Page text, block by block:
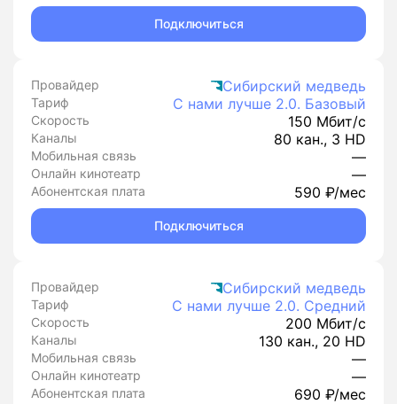
Подключиться
Провайдер Сибирский медведь
Тариф С нами лучше 2.0. Базовый
Скорость 150 Мбит/с
Каналы 80 кан., 3 HD
Мобильная связь —
Онлайн кинотеатр —
Абонентская плата 590 ₽/мес
Подключиться
Провайдер Сибирский медведь
Тариф С нами лучше 2.0. Средний
Скорость 200 Мбит/с
Каналы 130 кан., 20 HD
Мобильная связь —
Онлайн кинотеатр —
Абонентская плата 690 ₽/мес